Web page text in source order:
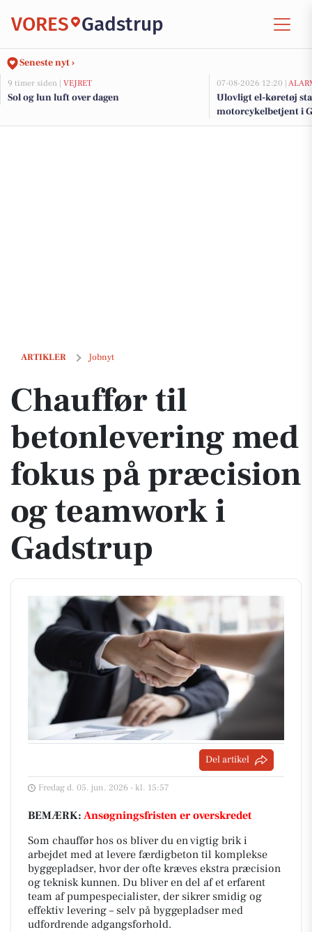
VORES Gadstrup
Seneste nyt ›
9 timer siden | VEJRET
Sol og lun luft over dagen
07-08-2026 12:20 |
Ulovligt el-køretøj
motorcykelbetjent i
ARTIKLER Jobnyt
Chauffør til betonlevering med fokus på præcision og teamwork i
Chauffør til
betonlevering med
fokus på præcision
og teamwork i
Gadstrup
Del artikel
Fredag d. 05. jun. 2026 - kl. 15:57
BEMÆRK: Ansøgningsfristen er overskredet
Som chauffør hos os bliver du en vigtig brik i
arbejdet med at levere færdigbeton til komplekse
byggepladser, hvor der ofte kræves ekstra præcision
og teknisk kunnen. Du bliver en del af et erfarent
team af pumpespecialister, der sikrer smidig og
effektiv levering – selv på byggepladser med
udfordrende adgangsforhold.